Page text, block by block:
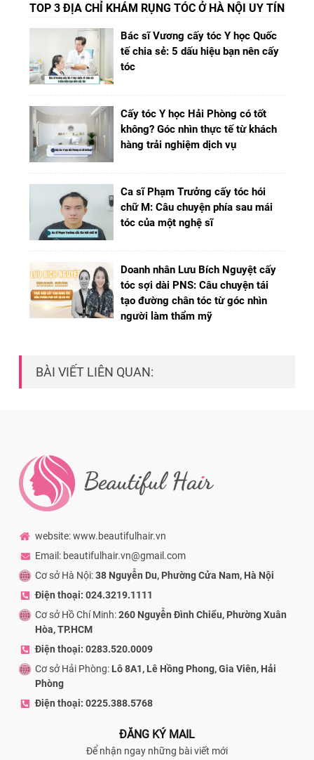
TOP 3 ĐỊA CHỈ KHÁM RỤNG TÓC Ở HÀ NỘI UY TÍN
Bác sĩ Vương cấy tóc Y học Quốc
tế chia sẻ: 5 dấu hiệu bạn nên cấy
tóc
Cấy tóc Y học Hải Phòng có tốt
không? Góc nhìn thực tế từ khách
hàng trải nghiệm dịch vụ
Ca sĩ Phạm Trưởng cấy tóc hói
chữ M: Câu chuyện phía sau mái
tóc của một nghệ sĩ
Doanh nhân Lưu Bích Nguyệt cấy
tóc sợi dài PNS: Câu chuyện tái
tạo đường chân tóc từ góc nhìn
người làm thẩm mỹ
BÀI VIẾT LIÊN QUAN:
website: www.beautifulhair.vn
Email: beautifulhair.vn@gmail.com
Cơ sở Hà Nội:38 Nguyễn Du, Phường Cửa Nam, Hà Nội
Điện thoại: 024.3219.1111
Cơ sở Hồ Chí Minh:260 Nguyễn Đình Chiểu, Phường Xuân
Hòa, TP.HCM
Điện thoại: 0283.520.0009
Cơ sở Hải Phòng: Lô 8A1, Lê Hồng Phong, Gia Viên, Hải
Phòng
Điện thoại: 0225.388.5768
ĐĂNG KÝ MAIL
Để nhận ngay những bài viết mới